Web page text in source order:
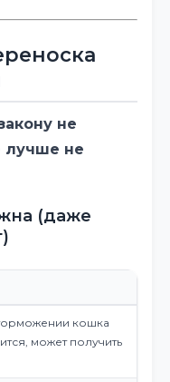
не
лучше не
(даже
кошка
может получить